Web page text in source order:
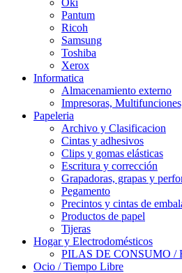
Oki
Pantum
Ricoh
Samsung
Toshiba
Xerox
Informatica
Almacenamiento externo
Impresoras,
Papeleria
Archivo y Clasificacion
Cintas y adhesivos
Clips y gomas elásticas
Escritura y corrección
Grapadoras, grapas y
Pegamento
Precintos y cintas de
Productos de papel
Tijeras
Hogar y Electrodomésticos
PILAS DE CONSUMO /
Ocio / Tiempo Libre